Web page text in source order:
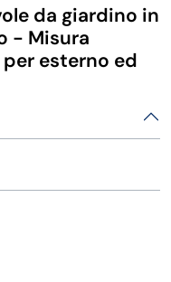
ALIMENTARI
da giardino in
- Misura
esterno ed